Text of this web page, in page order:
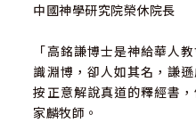
中國神學研究院榮休院長
「高銘謙博士是神給華人
識淵博，卻人如其名，謙
按正意解說真道的釋經書
家麟牧師。